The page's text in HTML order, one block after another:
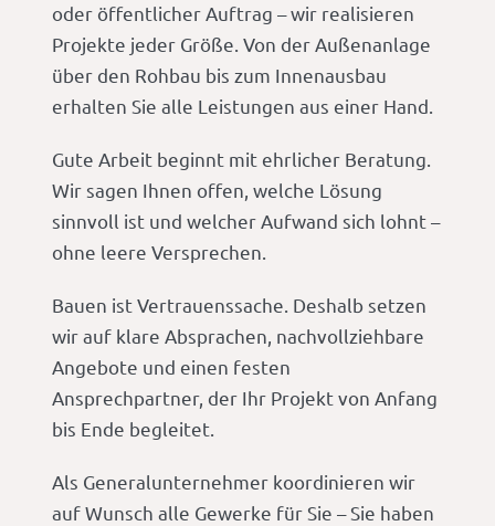
oder öffentlicher Auftrag – wir realisieren
Projekte jeder Größe. Von der Außenanlage
über den Rohbau bis zum Innenausbau
erhalten Sie alle Leistungen aus einer Hand.
Gute Arbeit beginnt mit ehrlicher Beratung.
Wir sagen Ihnen offen, welche Lösung
sinnvoll ist und welcher Aufwand sich lohnt –
ohne leere Versprechen.
Bauen ist Vertrauenssache. Deshalb setzen
wir auf klare Absprachen, nachvollziehbare
Angebote und einen festen
Ansprechpartner, der Ihr Projekt von Anfang
bis Ende begleitet.
Als Generalunternehmer koordinieren wir
auf Wunsch alle Gewerke für Sie – Sie haben